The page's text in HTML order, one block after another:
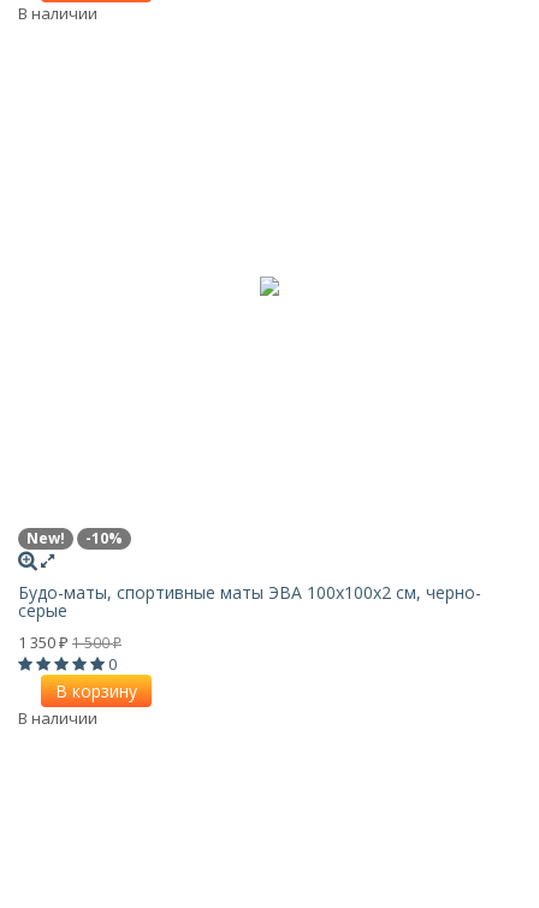
В наличии
New! -10%
Будо-маты, спортивные маты ЭВА 100х100x2 см, черно-
серые
1 350 ₽ 1 500₽
0
В корзину
В наличии